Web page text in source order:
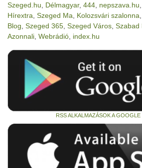
Szeged.hu Délmagyar, 444 nepszava.hu
Hírextra Szeged Ma Kolozsvári szalonna
Blog Szeged 365 Szeged Város Szabad
Azonnali Webrádió index.hu
RSS ALKALMAZÁSOK A GOOGLE